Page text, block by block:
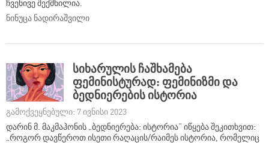
ჩვენივე შექმნილია.
ნინუცა ნადირაშვილი
სიხარულის ჩაშხამება
ფემინისტურად: ფემინიზმი და
ბედნიერების ისტორია
გამოქვეყნებული: 7 ივნისი 2023
დარინ მ. მაკმაჰონის „ბედნიერება: ისტორია“ იწყება შეკითხვით:
„როგორ დავწეროთ ისეთი რაღაცის/რაიმეს ისტორია, რომელიც